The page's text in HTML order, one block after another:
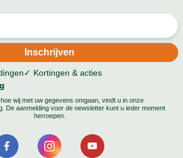
✓ Kortingen & acties
wij met uw gegevens omgaan, vindt u in onze
. De aanmelding voor de newsletter kunt u ieder moment
herroepen.